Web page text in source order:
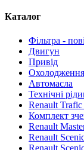
Каталог
Фільтра -
Двигун
Привід
Охолодження
Автомасла
Технічні
Renault
Комплект
Renault
Renault
Renault